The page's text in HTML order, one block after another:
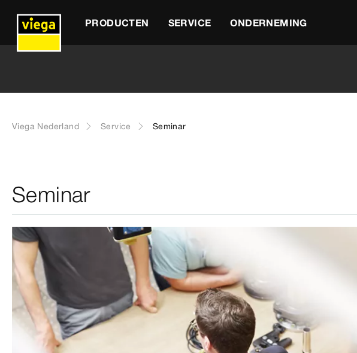
PRODUCTEN SERVICE ONDERNEMING
Viega Nederland Service Seminar
Seminar